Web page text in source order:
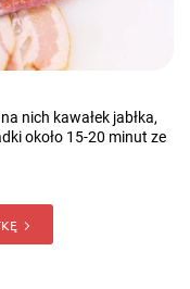
nich kawałek jabłka,
około 15-20 minut ze